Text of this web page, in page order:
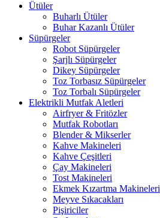
Ütüler
Buharlı Ütüler
Buhar Kazanlı Ütüler
Süpürgeler
Robot Süpürgeler
Şarjlı Süpürgeler
Dikey Süpürgeler
Toz Torbasız Süpürgeler
Toz Torbalı Süpürgeler
Elektrikli Mutfak Aletleri
Airfryer & Fritözler
Mutfak Robotları
Blender & Mikserler
Kahve Makineleri
Kahve Çeşitleri
Çay Makineleri
Tost Makineleri
Ekmek Kızartma Makineleri
Meyve Sıkacakları
Pişiriciler